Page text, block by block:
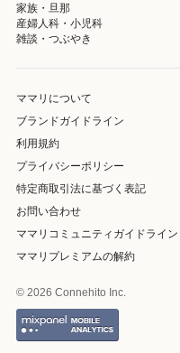
家族・旦那
産婦人科・小児科
雑談・つぶやき
ママリについて
ブランドガイドライン
利用規約
プライバシーポリシー
特定商取引法に基づく表記
お問い合わせ
ママリコミュニティガイドライン
ママリプレミアムの解約
© 2026 Connehito Inc.